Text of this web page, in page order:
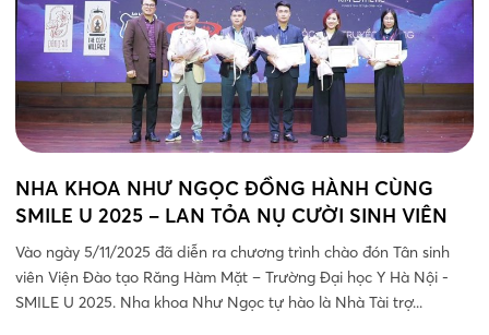
NHA KHOA NHƯ NGỌC ĐỒNG HÀNH CÙNG
SMILE U 2025 – LAN TỎA NỤ CƯỜI SINH VIÊN
Vào ngày 5/11/2025 đã diễn ra chương trình chào đón Tân sinh
viên Viện Đào tạo Răng Hàm Mặt – Trường Đại học Y Hà Nội -
SMILE U 2025. Nha khoa Như Ngọc tự hào là Nhà Tài trợ...